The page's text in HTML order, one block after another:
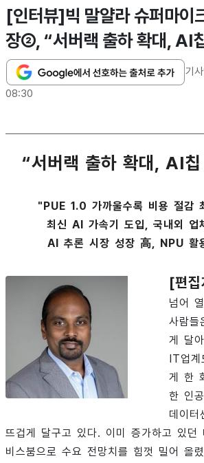
[인터뷰]빅 말얄라 슈퍼마이
장②, “서버랙 출하 확대, AI
기
08:30
“서버랙 출하 확대, AI
"PUE 1.0 가까울수록 비용 절감
최신 AI 가속기 도입, 국내외 업
AI 추론 시장 성장 高, NPU 활
[편
넘어
사람들
게 달
IT업
게 한
한 인
데이터
뜨겁게 달구고 있다. 이미 증가하고 있던
비스붐으로 수요 전망치를 힘껏 밀어 올